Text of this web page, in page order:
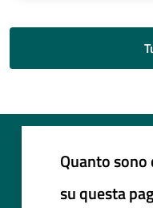
Quanto
su questa